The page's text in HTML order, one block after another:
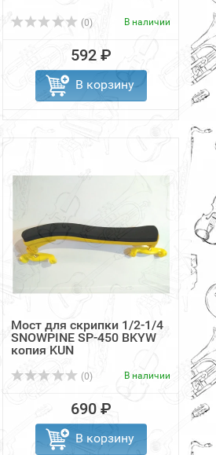
(0) В наличии
592 ₽
В корзину
Мост для скрипки 1/2-1/4
SNOWPINE SP-450 BKYW
копия KUN
(0) В наличии
690 ₽
В корзину